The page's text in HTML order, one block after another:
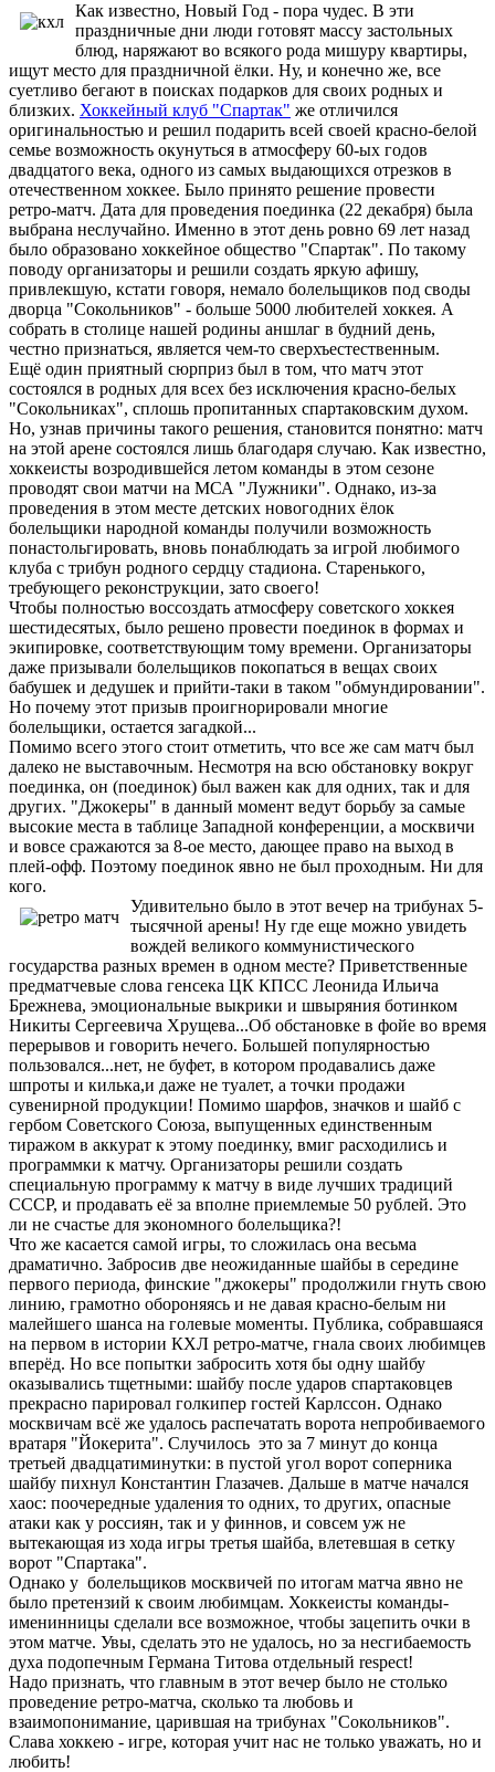
Как известно, Новый Год - пора чудес. В эти
праздничные дни люди готовят массу застольных
блюд, наряжают во всякого рода мишуру квартиры,
ищут место для праздничной ёлки. Ну, и конечно же, все
суетливо бегают в поисках подарков для своих родных и
близких. Хоккейный клуб "Спартак" же отличился
оригинальностью и решил подарить всей своей красно-белой
семье возможность окунуться в атмосферу 60-ых годов
двадцатого века, одного из самых выдающихся отрезков в
отечественном хоккее. Было принято решение провести
ретро-матч. Дата для проведения поединка (22 декабря) была
выбрана неслучайно. Именно в этот день ровно 69 лет назад
было образовано хоккейное общество "Спартак". По такому
поводу организаторы и решили создать яркую афишу,
привлекшую, кстати говоря, немало болельщиков под своды
дворца "Сокольников" - больше 5000 любителей хоккея. А
собрать в столице нашей родины аншлаг в будний день,
честно признаться, является чем-то сверхъестественным.
Ещё один приятный сюрприз был в том, что матч этот
состоялся в родных для всех без исключения красно-белых
"Сокольниках", сплошь пропитанных спартаковским духом.
Но, узнав причины такого решения, становится понятно: матч
на этой арене состоялся лишь благодаря случаю. Как известно,
хоккеисты возродившейся летом команды в этом сезоне
проводят свои матчи на МСА "Лужники". Однако, из-за
проведения в этом месте детских новогодних ёлок
болельщики народной команды получили возможность
понастольгировать, вновь понаблюдать за игрой любимого
клуба с трибун родного сердцу стадиона. Старенького,
требующего реконструкции, зато своего!
Чтобы полностью воссоздать атмосферу советского хоккея
шестидесятых, было решено провести поединок в формах и
экипировке, соответствующим тому времени. Организаторы
даже призывали болельщиков покопаться в вещах своих
бабушек и дедушек и прийти-таки в таком "обмундировании".
Но почему этот призыв проигнорировали многие
болельщики, остается загадкой...
Помимо всего этого стоит отметить, что все же сам матч был
далеко не выставочным. Несмотря на всю обстановку вокруг
поединка, он (поединок) был важен как для одних, так и для
других. "Джокеры" в данный момент ведут борьбу за самые
высокие места в таблице Западной конференции, а москвичи
и вовсе сражаются за 8-ое место, дающее право на выход в
плей-офф. Поэтому поединок явно не был проходным. Ни для
кого.
Удивительно было в этот вечер на трибунах 5-
тысячной арены! Ну где еще можно увидеть
вождей великого коммунистического
государства разных времен в одном месте? Приветственные
предматчевые слова генсека ЦК КПСС Леонида Ильича
Брежнева, эмоциональные выкрики и швыряния ботинком
Никиты Сергеевича Хрущева...Об обстановке в фойе во время
перерывов и говорить нечего. Большей популярностью
пользовался...нет, не буфет, в котором продавались даже
шпроты и килька,и даже не туалет, а точки продажи
сувенирной продукции! Помимо шарфов, значков и шайб с
гербом Советского Союза, выпущенных единственным
тиражом в аккурат к этому поединку, вмиг расходились и
программки к матчу. Организаторы решили создать
специальную программу к матчу в виде лучших традиций
СССР, и продавать её за вполне приемлемые 50 рублей. Это
ли не счастье для экономного болельщика?!
Что же касается самой игры, то сложилась она весьма
драматично. Забросив две неожиданные шайбы в середине
первого периода, финские "джокеры" продолжили гнуть свою
линию, грамотно обороняясь и не давая красно-белым ни
малейшего шанса на голевые моменты. Публика, собравшаяся
на первом в истории КХЛ ретро-матче, гнала своих любимцев
вперёд. Но все попытки забросить хотя бы одну шайбу
оказывались тщетными: шайбу после ударов спартаковцев
прекрасно парировал голкипер гостей Карлссон. Однако
москвичам всё же удалось распечатать ворота непробиваемого
вратаря "Йокерита". Случилось это за 7 минут до конца
третьей двадцатиминутки: в пустой угол ворот соперника
шайбу пихнул Константин Глазачев. Дальше в матче начался
хаос: поочередные удаления то одних, то других, опасные
атаки как у россиян, так и у финнов, и совсем уж не
вытекающая из хода игры третья шайба, влетевшая в сетку
ворот "Спартака".
Однако у болельщиков москвичей по итогам матча явно не
было претензий к своим любимцам. Хоккеисты команды-
именинницы сделали все возможное, чтобы зацепить очки в
этом матче. Увы, сделать это не удалось, но за несгибаемость
духа подопечным Германа Титова отдельный respect!
Надо признать, что главным в этот вечер было не столько
проведение ретро-матча, сколько та любовь и
взаимопонимание, царившая на трибунах "Сокольников".
Слава хоккею - игре, которая учит нас не только уважать, но и
любить!